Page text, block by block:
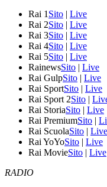
Rai 1 Sito | Live
Rai 2Sito | Live
Rai 3Sito | Live
Rai 4Sito | Live
Rai 5Sito | Live
RainewsSito | Live
Rai GulpSito | Live
Rai SportSito | Live
Rai Sport 2Sito |
Rai StoriaSito | Live
Rai PremiumSito |
Rai ScuolaSito | Live
Rai YoYoSito | Live
Rai MovieSito | Live
RADIO